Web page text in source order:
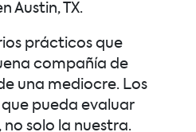
Austin, TX.
prácticos que
compañía de
una mediocre. Los
pueda evaluar
solo la nuestra.